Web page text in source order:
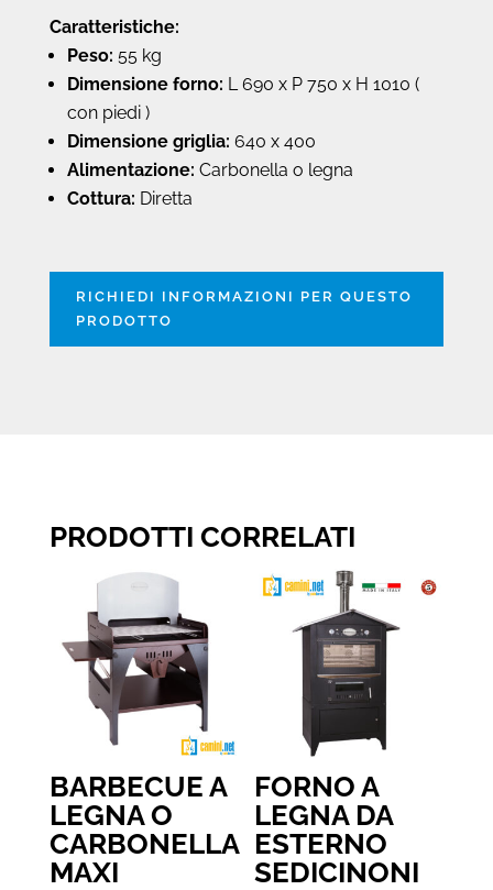
Caratteristiche:
Peso: 55 kg
Dimensione forno: L 690 x P 750 x H 1010 (
con piedi )
Dimensione griglia: 640 x 400
Alimentazione: Carbonella o legna
Cottura: Diretta
RICHIEDI INFORMAZIONI PER QUESTO
PRODOTTO
PRODOTTI CORRELATI
BARBECUE A
LEGNA O
CARBONELLA
MAXI
FORNO A
LEGNA DA
ESTERNO
SEDICINONI